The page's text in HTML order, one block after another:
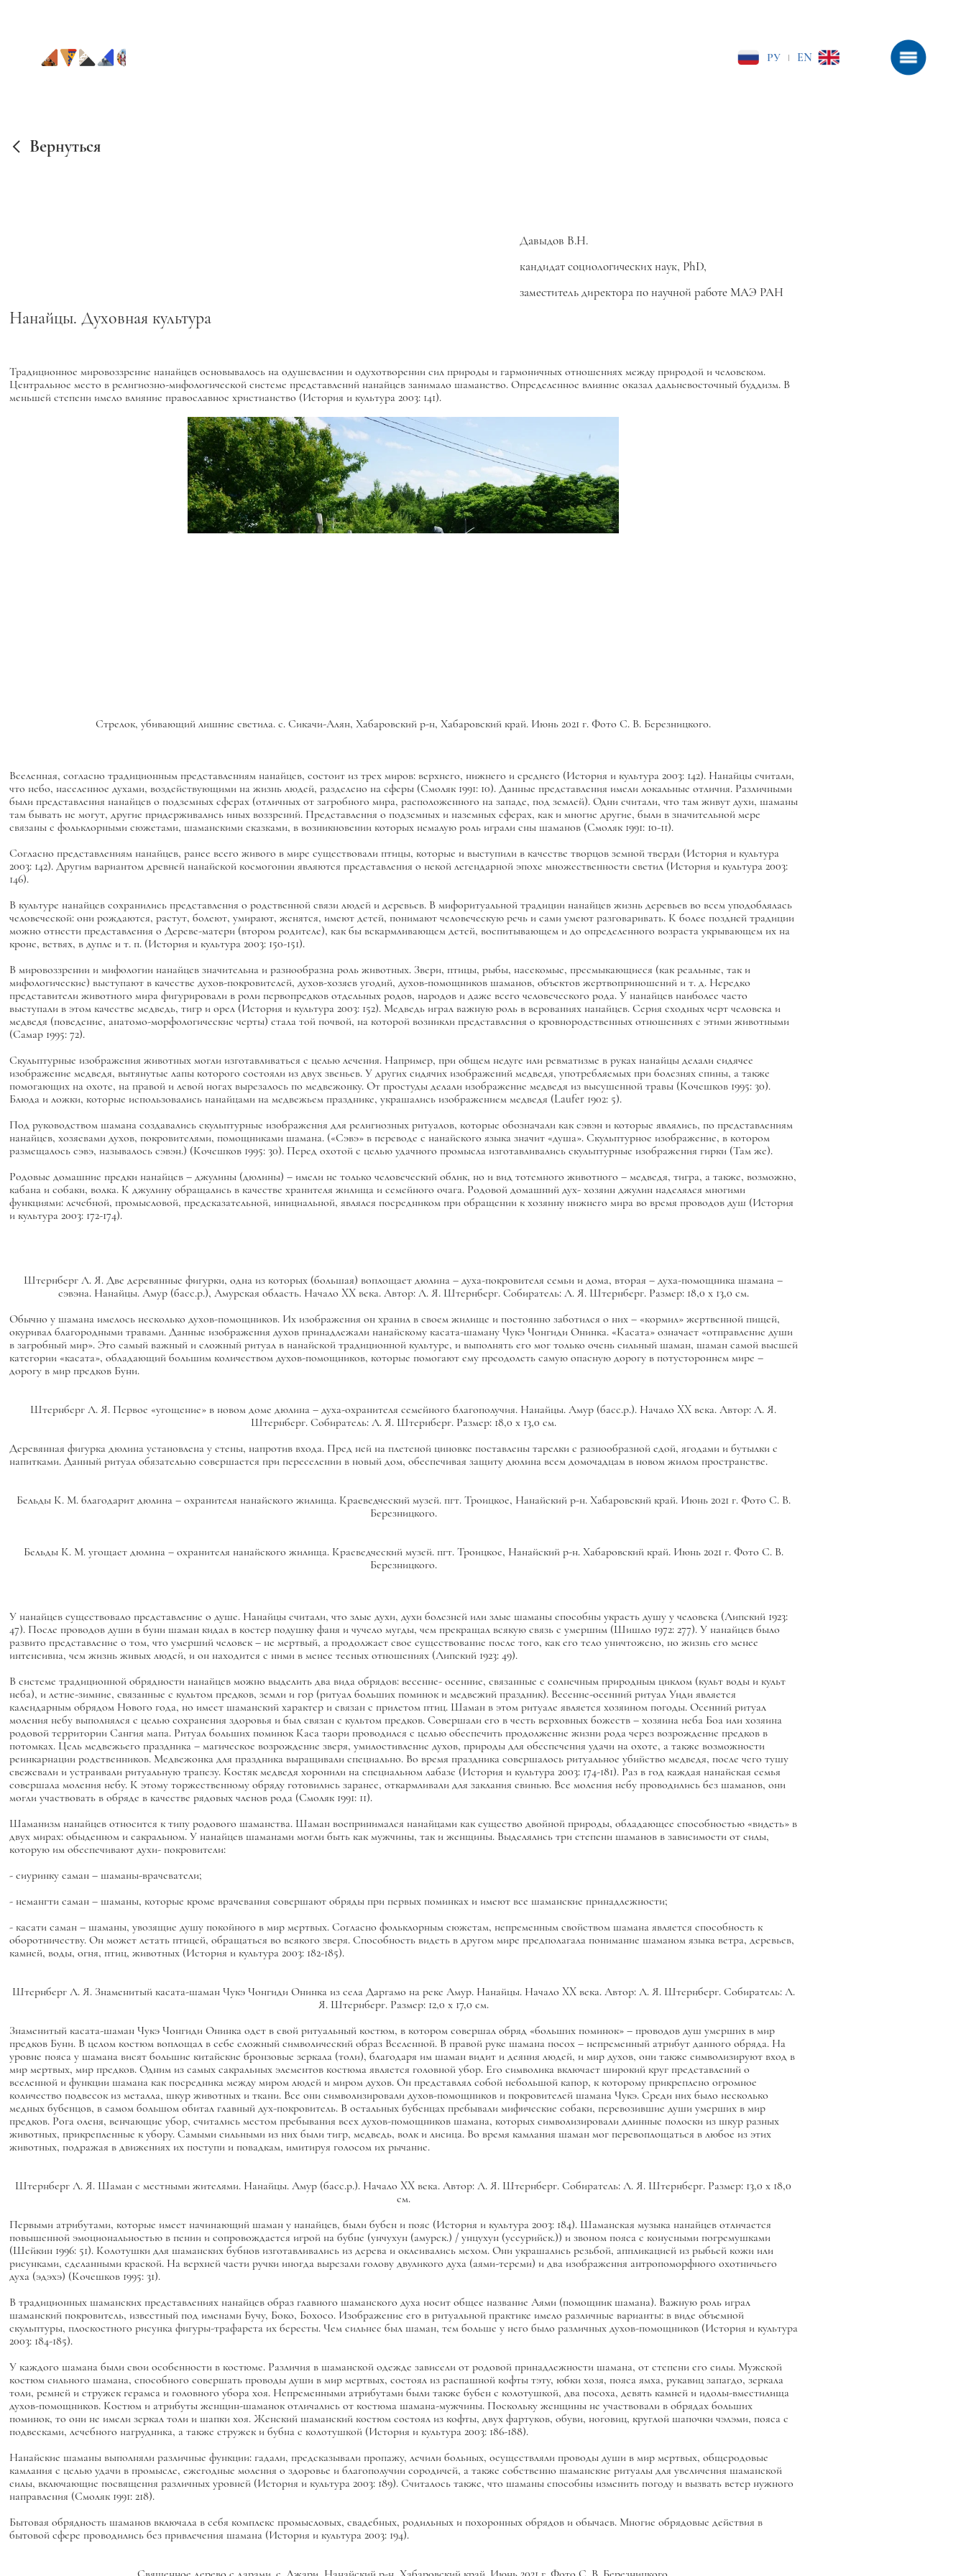
РУ EN
Вернуться
Давыдов В.Н.
кандидат социологических наук, PhD,
заместитель директора по научной работе МАЭ РАН
Нанайцы. Духовная культура
Традиционное мировоззрение нанайцев основывалось на одушевлении и одухотворении сил природы и гармоничных отношениях между природой и человеком.
Центральное место в религиозно-мифологической системе представлений нанайцев занимало шаманство. Определенное влияние оказал дальневосточный буддизм. В
меньшей степени имело влияние православное христианство (История и культура 2003: 141).
Стрелок, убивающий лишние светила. с. Сикачи-Алян, Хабаровский р-н, Хабаровский край. Июнь 2021 г. Фото С. В. Березницкого.
Вселенная, согласно традиционным представлениям нанайцев, состоит из трех миров: верхнего, нижнего и среднего (История и культура 2003: 142). Нанайцы считали,
что небо, населенное духами, воздействующими на жизнь людей, разделено на сферы (Смоляк 1991: 10). Данные представления имели локальные отличия. Различными
были представления нанайцев о подземных сферах (отличных от загробного мира, расположенного на западе, под землей). Одни считали, что там живут духи, шаманы
там бывать не могут, другие придерживались иных воззрений. Представления о подземных и наземных сферах, как и многие другие, были в значительной мере
связаны с фольклорными сюжетами, шаманскими сказками, в возникновении которых немалую роль играли сны шаманов (Смоляк 1991: 10-11).
Согласно представлениям нанайцев, ранее всего живого в мире существовали птицы, которые и выступили в качестве творцов земной тверди (История и культура
2003: 142). Другим вариантом древней нанайской космогонии являются представления о некой легендарной эпохе множественности светил (История и культура 2003:
146).
В культуре нанайцев сохранились представления о родственной связи людей и деревьев. В мифоритуальной традиции нанайцев жизнь деревьев во всем уподоблялась
человеческой: они рождаются, растут, болеют, умирают, женятся, имеют детей, понимают человеческую речь и сами умеют разговаривать. К более поздней традиции
можно отнести представления о Дереве-матери (втором родителе), как бы вскармливающем детей, воспитывающем и до определенного возраста укрывающем их на
кроне, ветвях, в дупле и т. п. (История и культура 2003: 150-151).
В мировоззрении и мифологии нанайцев значительна и разнообразна роль животных. Звери, птицы, рыбы, насекомые, пресмыкающиеся (как реальные, так и
мифологические) выступают в качестве духов-покровителей, духов-хозяев угодий, духов-помощников шаманов, объектов жертвоприношений и т. д. Нередко
представители животного мира фигурировали в роли первопредков отдельных родов, народов и даже всего человеческого рода. У нанайцев наиболее часто
выступали в этом качестве медведь, тигр и орел (История и культура 2003: 152). Медведь играл важную роль в верованиях нанайцев. Серия сходных черт человека и
медведя (поведение, анатомо-морфологические черты) стала той почвой, на которой возникли представления о кровнородственных отношениях с этими животными
(Самар 1995: 72).
Скульптурные изображения животных могли изготавливаться с целью лечения. Например, при общем недуге или ревматизме в руках нанайцы делали сидячее
изображение медведя, вытянутые лапы которого состояли из двух звеньев. У других сидячих изображений медведя, употребляемых при болезнях спины, а также
помогающих на охоте, на правой и левой ногах вырезалось по медвежонку. От простуды делали изображение медведя из высушенной травы (Кочешков 1995: 30).
Блюда и ложки, которые использовались нанайцами на медвежьем празднике, украшались изображением медведя (Laufer 1902: 5).
Под руководством шамана создавались скульптурные изображения для религиозных ритуалов, которые обозначали как сэвэн и которые являлись, по представлениям
нанайцев, хозяевами духов, покровителями, помощниками шамана. («Сэвэ» в переводе с нанайского языка значит «душа». Скульптурное изображение, в котором
размещалось сэвэ, называлось сэвэн.) (Кочешков 1995: 30). Перед охотой с целью удачного промысла изготавливались скульптурные изображения гирки (Там же).
Родовые домашние предки нанайцев – джулины (дюлины) – имели не только человеческий облик, но и вид тотемного животного – медведя, тигра, а также, возможно,
кабана и собаки, волка. К джулину обращались в качестве хранителя жилища и семейного очага. Родовой домашний дух- хозяин джулин наделялся многими
функциями: лечебной, промысловой, предсказательной, инициальной, являлся посредником при обращении к хозяину нижнего мира во время проводов душ (История
и культура 2003: 172-174).
Штернберг Л. Я. Две деревянные фигурки, одна из которых (большая) воплощает дюлина – духа-покровителя семьи и дома, вторая – духа-помощника шамана –
сэвэна. Нанайцы. Амур (басс.р.), Амурская область. Начало XX века. Автор: Л. Я. Штернберг. Собиратель: Л. Я. Штернберг. Размер: 18,0 х 13,0 см.
Обычно у шамана имелось несколько духов-помощников. Их изображения он хранил в своем жилище и постоянно заботился о них – «кормил» жертвенной пищей,
окуривал благородными травами. Данные изображения духов принадлежали нанайскому касата-шаману Чукэ Чонгиди Онинка. «Касата» означает «отправление души
в загробный мир». Это самый важный и сложный ритуал в нанайской традиционной культуре, и выполнять его мог только очень сильный шаман, шаман самой высшей
категории «касата», обладающий большим количеством духов-помощников, которые помогают ему преодолеть самую опасную дорогу в потустороннем мире –
дорогу в мир предков Буни.
Штернберг Л. Я. Первое «угощение» в новом доме дюлина – духа-охранителя семейного благополучия. Нанайцы. Амур (басс.р.). Начало XX века. Автор: Л. Я.
Штернберг. Собиратель: Л. Я. Штернберг. Размер: 18,0 х 13,0 см.
Деревянная фигурка дюлина установлена у стены, напротив входа. Пред ней на плетеной циновке поставлены тарелки с разнообразной едой, ягодами и бутылки с
напитками. Данный ритуал обязательно совершается при переселении в новый дом, обеспечивая защиту дюлина всем домочадцам в новом жилом пространстве.
Бельды К. М. благодарит дюлина – охранителя нанайского жилища. Краеведческий музей. пгт. Троицкое, Нанайский р-н. Хабаровский край. Июнь 2021 г. Фото С. В.
Березницкого.
Бельды К. М. угощает дюлина – охранителя нанайского жилища. Краеведческий музей. пгт. Троицкое, Нанайский р-н. Хабаровский край. Июнь 2021 г. Фото С. В.
Березницкого.
У нанайцев существовало представление о душе. Нанайцы считали, что злые духи, духи болезней или злые шаманы способны украсть душу у человека (Липский 1923:
47). После проводов души в буни шаман кидал в костер подушку фаня и чучело мугды, чем прекращал всякую связь с умершим (Шишло 1972: 277). У нанайцев было
развито представление о том, что умерший человек – не мертвый, а продолжает свое существование после того, как его тело уничтожено, но жизнь его менее
интенсивна, чем жизнь живых людей, и он находится с ними в менее тесных отношениях (Липский 1923: 49).
В системе традиционной обрядности нанайцев можно выделить два вида обрядов: весенне- осенние, связанные с солнечным природным циклом (культ воды и культ
неба), и летне-зимние, связанные с культом предков, земли и гор (ритуал больших поминок и медвежий праздник). Весенне-осенний ритуал Унди является
календарным обрядом Нового года, но имеет шаманский характер и связан с прилетом птиц. Шаман в этом ритуале является хозяином погоды. Осенний ритуал
моления небу выполнялся с целью сохранения здоровья и был связан с культом предков. Совершали его в честь верховных божеств – хозяина неба Боа или хозяина
родовой территории Сангия мапа. Ритуал больших поминок Каса таори проводился с целью обеспечить продолжение жизни рода через возрождение предков в
потомках. Цель медвежьего праздника – магическое возрождение зверя, умилостивление духов, природы для обеспечения удачи на охоте, а также возможности
реинкарнации родственников. Медвежонка для праздника выращивали специально. Во время праздника совершалось ритуальное убийство медведя, после чего тушу
свежевали и устраивали ритуальную трапезу. Костяк медведя хоронили на специальном лабазе (История и культура 2003: 174-181). Раз в год каждая нанайская семья
совершала моления небу. К этому торжественному обряду готовились заранее, откармливали для заклания свинью. Все моления небу проводились без шаманов, они
могли участвовать в обряде в качестве рядовых членов рода (Смоляк 1991: 11).
Шаманизм нанайцев относится к типу родового шаманства. Шаман воспринимался нанайцами как существо двойной природы, обладающее способностью «видеть» в
двух мирах: обыденном и сакральном. У нанайцев шаманами могли быть как мужчины, так и женщины. Выделялись три степени шаманов в зависимости от силы,
которую им обеспечивают духи- покровители:
- сиуринку саман – шаманы-врачеватели;
- немангти саман – шаманы, которые кроме врачевания совершают обряды при первых поминках и имеют все шаманские принадлежности;
- касати саман – шаманы, увозящие душу покойного в мир мертвых. Согласно фольклорным сюжетам, непременным свойством шамана является способность к
оборотничеству. Он может летать птицей, обращаться во всякого зверя. Способность видеть в другом мире предполагала понимание шаманом языка ветра, деревьев,
камней, воды, огня, птиц, животных (История и культура 2003: 182-185).
Штернберг Л. Я. Знаменитый касата-шаман Чукэ Чонгиди Онинка из села Даргамо на реке Амур. Нанайцы. Начало XX века. Автор: Л. Я. Штернберг. Собиратель: Л.
Я. Штернберг. Размер: 12,0 х 17,0 см.
Знаменитый касата-шаман Чукэ Чонгиди Онинка одет в свой ритуальный костюм, в котором совершал обряд «больших поминок» – проводов душ умерших в мир
предков Буни. В целом костюм воплощал в себе сложный символический образ Вселенной. В правой руке шамана посох – непременный атрибут данного обряда. На
уровне пояса у шамана висят большие китайские бронзовые зеркала (толи), благодаря им шаман видит и деяния людей, и мир духов, они также символизируют вход в
мир мертвых, мир предков. Одним из самых сакральных элементов костюма является головной убор. Его символика включает широкий круг представлений о
вселенной и функции шамана как посредника между миром людей и миром духов. Он представлял собой небольшой капор, к которому прикреплено огромное
количество подвесок из металла, шкур животных и ткани. Все они символизировали духов-помощников и покровителей шамана Чукэ. Среди них было несколько
медных бубенцов, в самом большом обитал главный дух-покровитель. В остальных бубенцах пребывали мифические собаки, перевозившие души умерших в мир
предков. Рога оленя, венчающие убор, считались местом пребывания всех духов-помощников шамана, которых символизировали длинные полоски из шкур разных
животных, прикрепленные к убору. Самыми сильными из них были тигр, медведь, волк и лисица. Во время камлания шаман мог перевоплощаться в любое из этих
животных, подражая в движениях их поступи и повадкам, имитируя голосом их рычание.
Штернберг Л. Я. Шаман с местными жителями. Нанайцы. Амур (басс.р.). Начало XX века. Автор: Л. Я. Штернберг. Собиратель: Л. Я. Штернберг. Размер: 13,0 х 18,0
см.
Первыми атрибутами, которые имеет начинающий шаман у нанайцев, были бубен и пояс (История и культура 2003: 184). Шаманская музыка нанайцев отличается
повышенной эмоциональностью в пении и сопровождается игрой на бубне (унчухун (амурск.) / унцухун (уссурийск.)) и звоном пояса с конусными погремушками
(Шейкин 1996: 51). Колотушки для шаманских бубнов изготавливались из дерева и оклеивались мехом. Они украшались резьбой, аппликацией из рыбьей кожи или
рисунками, сделанными краской. На верхней части ручки иногда вырезали голову двуликого духа (аями-тереми) и два изображения антропоморфного охотничьего
духа (эдэхэ) (Кочешков 1995: 31).
В традиционных шаманских представлениях нанайцев образ главного шаманского духа носит общее название Аями (помощник шамана). Важную роль играл
шаманский покровитель, известный под именами Бучу, Боко, Бохосо. Изображение его в ритуальной практике имело различные варианты: в виде объемной
скульптуры, плоскостного рисунка фигуры-трафарета их бересты. Чем сильнее был шаман, тем больше у него было различных духов-помощников (История и культура
2003: 184-185).
У каждого шамана были свои особенности в костюме. Различия в шаманской одежде зависели от родовой принадлежности шамана, от степени его силы. Мужской
костюм сильного шамана, способного совершать проводы души в мир мертвых, состоял из распашной кофты тэту, юбки хозя, пояса ямха, рукавиц запагдо, зеркала
толи, ремней и стружек герамса и головного убора хоя. Непременными атрибутами были также бубен с колотушкой, два посоха, девять камней и идолы-вместилища
духов-помощников. Костюм и атрибуты женщин-шаманок отличались от костюма шамана-мужчины. Поскольку женщины не участвовали в обрядах больших
поминок, то они не имели зеркал толи и шапки хоя. Женский шаманский костюм состоял из кофты, двух фартуков, обуви, ноговиц, круглой шапочки чэлэми, пояса с
подвесками, лечебного нагрудника, а также стружек и бубна с колотушкой (История и культура 2003: 186-188).
Нанайские шаманы выполняли различные функции: гадали, предсказывали пропажу, лечили больных, осуществляли проводы души в мир мертвых, общеродовые
камлания с целью удачи в промысле, ежегодные моления о здоровье и благополучии сородичей, а также собственно шаманские ритуалы для увеличения шаманской
силы, включающие посвящения различных уровней (История и культура 2003: 189). Считалось также, что шаманы способны изменить погоду и вызвать ветер нужного
направления (Смоляк 1991: 218).
Бытовая обрядность шаманов включала в себя комплекс промысловых, свадебных, родильных и похоронных обрядов и обычаев. Многие обрядовые действия в
бытовой сфере проводились без привлечения шамана (История и культура 2003: 194).